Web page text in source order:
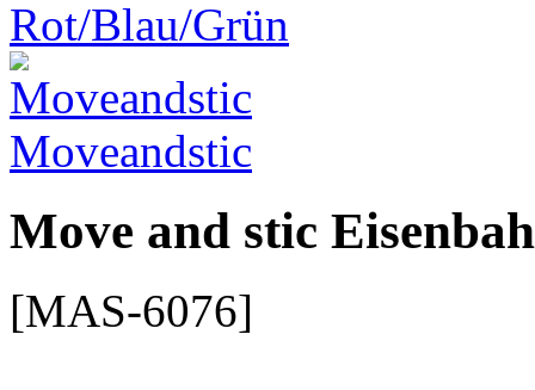
Moveandstic
Move and stic
[MAS-6076]